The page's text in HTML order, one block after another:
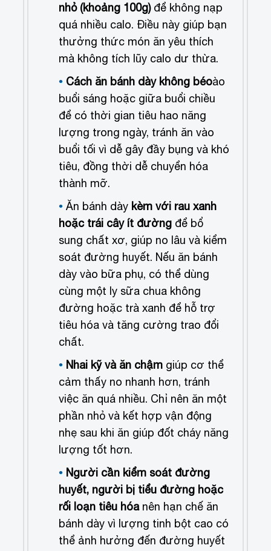
nhỏ (khoảng 100g)để không nạp
quá nhiều calo. Điều này giúp bạn
thưởng thức món ăn yêu thích
mà không tích lũy calo dư thừa.
Cách ăn bánh dày không béoào
buổi sáng hoặc giữa buổi chiều
để có thời gian tiêu hao năng
lượng trong ngày, tránh ăn vào
buổi tối vì dễ gây đầy bụng và khó
tiêu, đồng thời dễ chuyển hóa
thành mỡ.
Ăn bánh dày kèm với rau xanh
hoặc trái cây ít đường để bổ
sung chất xơ, giúp no lâu và kiểm
soát đường huyết. Nếu ăn bánh
dày vào bữa phụ, có thể dùng
cùng một ly sữa chua không
đường hoặc trà xanh để hỗ trợ
tiêu hóa và tăng cường trao đổi
chất.
Nhai kỹ và ăn chậm giúp cơ thể
cảm thấy no nhanh hơn, tránh
việc ăn quá nhiều. Chỉ nên ăn một
phần nhỏ và kết hợp vận động
nhẹ sau khi ăn giúp đốt cháy năng
lượng tốt hơn.
Người cần kiểm soát đường
huyết, người bị tiểu đường hoặc
rối loạn tiêu hóanên hạn chế ăn
bánh dày vì lượng tinh bột cao có
thể ảnh hưởng đến đường huyết